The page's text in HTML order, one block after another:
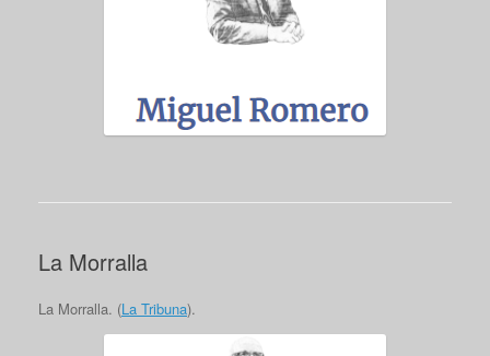
La Morralla
La Morralla. (La Tribuna).